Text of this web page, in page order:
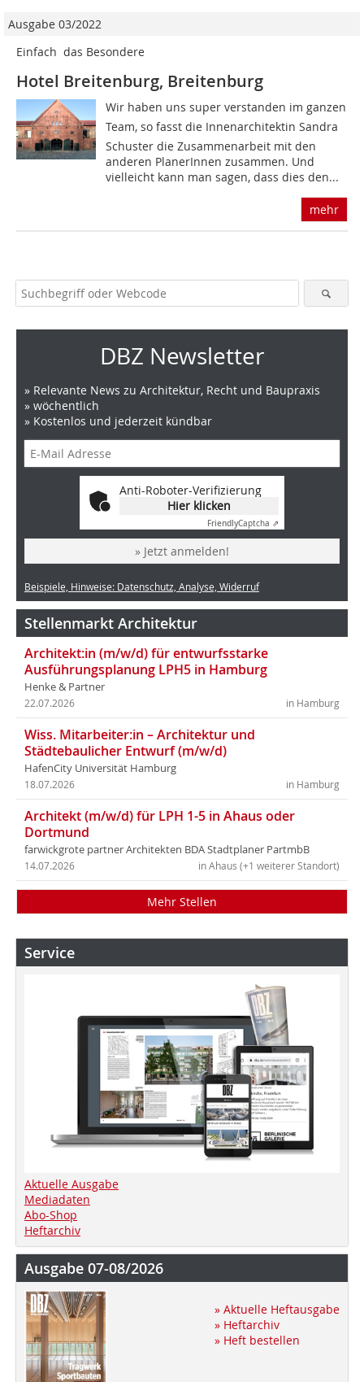
Ausgabe 03/2022
Einfach  das Besondere
Hotel Breitenburg, Breitenburg
Wir haben uns super verstanden im ganzen
Team, so fasst die Innenarchitektin Sandra
Schuster die Zusammenarbeit mit den
anderen PlanerInnen zusammen. Und
vielleicht kann man sagen, dass dies den...
mehr
DBZ Newsletter
» Relevante News zu Architektur, Recht und Baupraxis
» wöchentlich
» Kostenlos und jederzeit kündbar
Anti-Roboter-Verifizierung
Hier klicken
FriendlyCaptcha ⇗
» Jetzt anmelden!
Beispiele, Hinweise: Datenschutz, Analyse, Widerruf
Stellenmarkt Architektur
Architekt:in (m/w/d) für entwurfsstarke
Ausführungsplanung LPH5 in Hamburg
Henke & Partner
in Hamburg
22.07.2026
Wiss. Mitarbeiter:in – Architektur und
Städtebaulicher Entwurf (m/w/d)
HafenCity Universität Hamburg
in Hamburg
18.07.2026
Architekt (m/w/d) für LPH 1-5 in Ahaus oder
Dortmund
farwickgrote partner Architekten BDA Stadtplaner PartmbB
in Ahaus (+1 weiterer Standort)
14.07.2026
Mehr Stellen
Service
Aktuelle Ausgabe
Mediadaten
Abo-Shop
Heftarchiv
Ausgabe 07-08/2026
» Aktuelle Heftausgabe
» Heftarchiv
» Heft bestellen